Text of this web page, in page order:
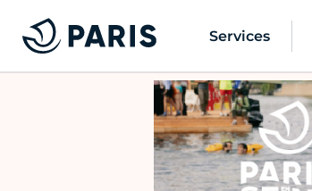
Services